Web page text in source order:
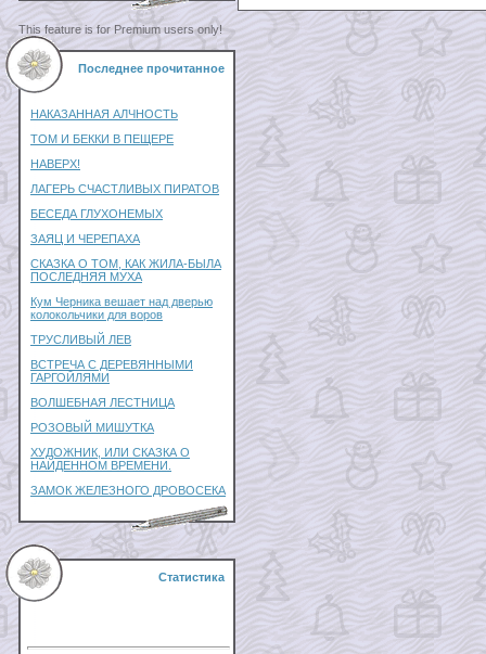
This feature is for Premium users only!
Последнее прочитанное
НАКАЗАННАЯ АЛЧНОСТЬ
ТОМ И БЕККИ В ПЕЩЕРЕ
НАВЕРХ!
ЛАГЕРЬ СЧАСТЛИВЫХ ПИРАТОВ
БЕСЕДА ГЛУХОНЕМЫХ
ЗАЯЦ И ЧЕРЕПАХА
СКАЗКА О ТОМ, КАК ЖИЛА-БЫЛА
ПОСЛЕДНЯЯ МУХА
Кум Черника вешает над дверью
колокольчики для воров
ТРУСЛИВЫЙ ЛЕВ
ВСТРЕЧА С ДЕРЕВЯННЫМИ
ГАРГОЙЛЯМИ
ВОЛШЕБНАЯ ЛЕСТНИЦА
РОЗОВЫЙ МИШУТКА
ХУДОЖНИК, ИЛИ СКАЗКА О
НАЙДЕННОМ ВРЕМЕНИ.
ЗАМОК ЖЕЛЕЗНОГО ДРОВОСЕКА
Статистика